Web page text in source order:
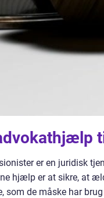
er en juridisk
hjælp er at sikre, at
som de måske har